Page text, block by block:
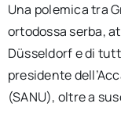
Una polemica tra
ortodossa serba,
Düsseldorf e di
presidente
(SANU), oltre a